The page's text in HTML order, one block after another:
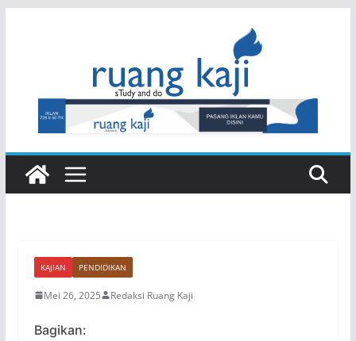
KAJIAN PENDIDIKAN
Mei 26, 2025 Redaksi Ruang Kaji
Bagikan: